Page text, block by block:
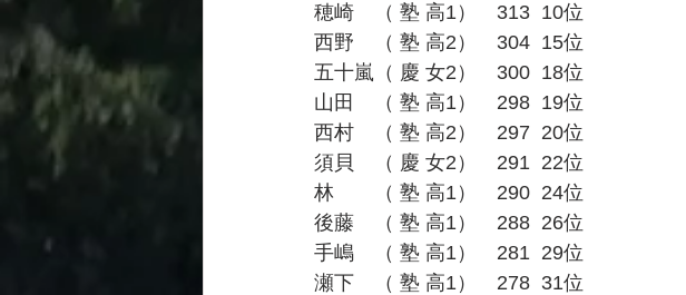
穂崎　（ 塾 高1）　313  10位
西野　（ 塾 高2）　304  15位
五十嵐（ 慶 女2）　300  18位
山田　（ 塾 高1）　298  19位
西村　（ 塾 高2）　297  20位
須貝　（ 慶 女2）　291  22位
林　　（ 塾 高1）　290  24位
後藤　（ 塾 高1）　288  26位
手嶋　（ 塾 高1）　281  29位
瀬下　（ 塾 高1）　278  31位